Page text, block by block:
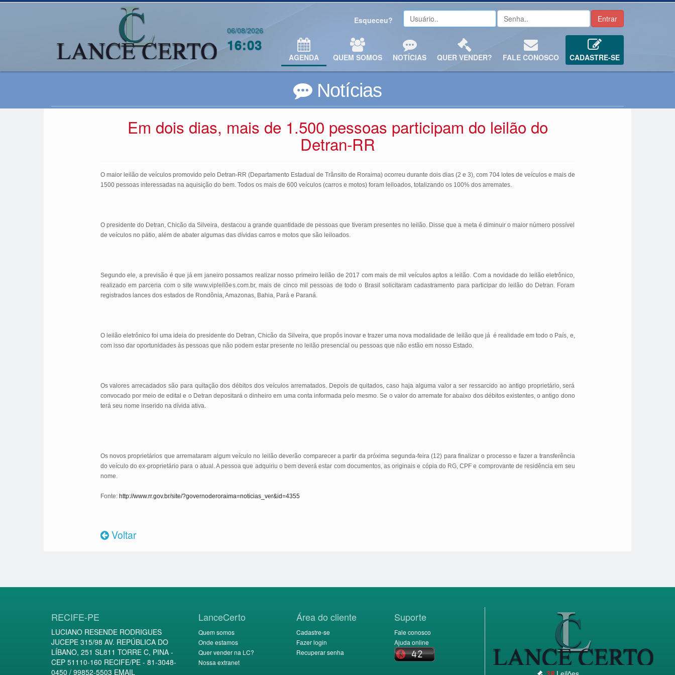
06/08/2026
16:03
Esqueceu?
AGENDA QUEM SOMOS NOTÍCIAS QUER VENDER? FALE CONOSCO CADASTRE-SE
Notícias
Em dois dias, mais de 1.500 pessoas participam do leilão do
Detran-RR
O maior leilão de veículos promovido pelo Detran-RR (Departamento Estadual de Trânsito de Roraima) ocorreu durante dois dias (2 e 3), com 704 lotes de veículos e mais de
1500 pessoas interessadas na aquisição do bem. Todos os mais de 600 veículos (carros e motos) foram leiloados, totalizando os 100% dos arremates.
O presidente do Detran, Chicão da Silveira, destacou a grande quantidade de pessoas que tiveram presentes no leilão. Disse que a meta é diminuir o maior número possível
de veículos no pátio, além de abater algumas das dívidas carros e motos que são leiloados.
Segundo ele, a previsão é que já em janeiro possamos realizar nosso primeiro leilão de 2017 com mais de mil veículos aptos a leilão. Com a novidade do leilão eletrônico,
realizado em parceria com o site www.vipleilões.com.br, mais de cinco mil pessoas de todo o Brasil solicitaram cadastramento para participar do leilão do Detran. Foram
registrados lances dos estados de Rondônia, Amazonas, Bahia, Pará e Paraná.
O leilão eletrônico foi uma ideia do presidente do Detran, Chicão da Silveira, que propôs inovar e trazer uma nova modalidade de leilão que já é realidade em todo o País, e,
com isso dar oportunidades às pessoas que não podem estar presente no leilão presencial ou pessoas que não estão em nosso Estado.
Os valores arrecadados são para quitação dos débitos dos veículos arrematados. Depois de quitados, caso haja alguma valor a ser ressarcido ao antigo proprietário, será
convocado por meio de edital e o Detran depositará o dinheiro em uma conta informada pelo mesmo. Se o valor do arremate for abaixo dos débitos existentes, o antigo dono
terá seu nome inserido na dívida ativa.
Os novos proprietários que arremataram algum veículo no leilão deverão comparecer a partir da próxima segunda-feira (12) para finalizar o processo e fazer a transferência
do veículo do ex-proprietário para o atual. A pessoa que adquiriu o bem deverá estar com documentos, as originais e cópia do RG, CPF e comprovante de residência em seu
nome.
Fonte: http://www.rr.gov.br/site/?governoderoraima=noticias_ver&id=4355
Voltar
RECIFE-PE
LUCIANO RESENDE RODRIGUES
JUCEPE 315/98 AV. REPÚBLICA DO
LÍBANO, 251 SL811 TORRE C, PINA -
CEP 51110-160 RECIFE/PE - 81-3048-
0450 / 99852-5503 EMAIL
LanceCerto
Quem somos
Onde estamos
Quer vender na LC?
Nossa extranet
Área do cliente
Cadastre-se
Fazer login
Recuperar senha
Suporte
Fale conosco
Ajuda online